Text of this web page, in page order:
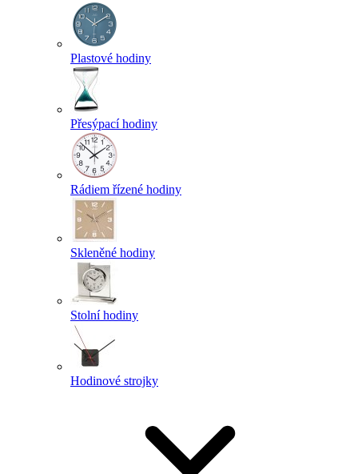
Plastové hodiny
Přesýpací hodiny
Rádiem řízené hodiny
Skleněné hodiny
Stolní hodiny
Hodinové strojky